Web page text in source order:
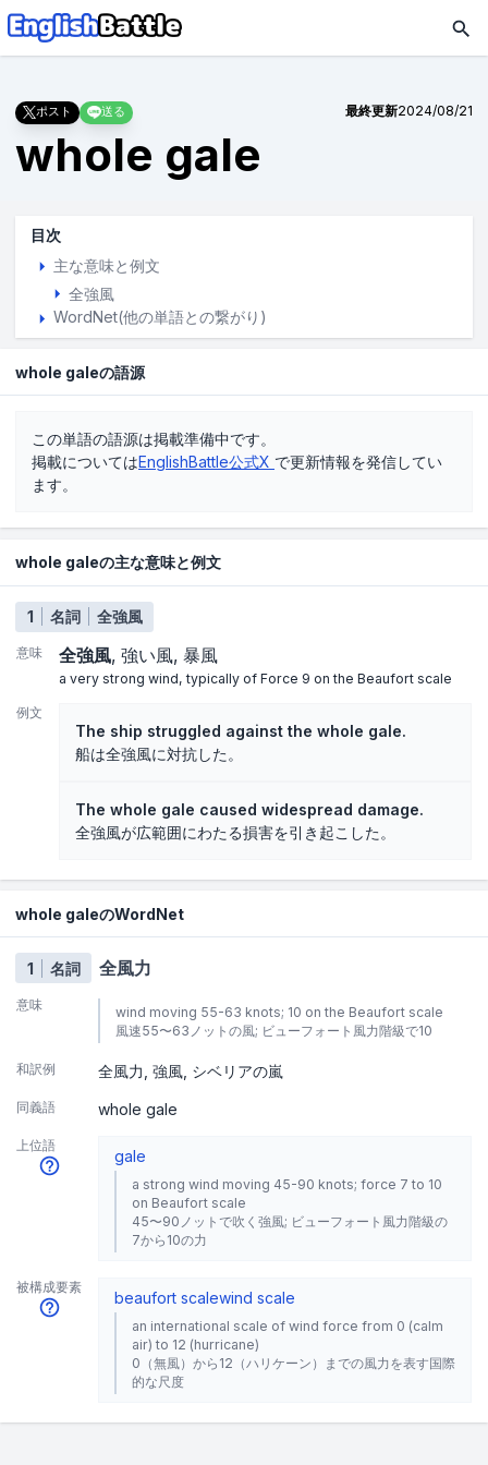
ポスト 送る 最終更新2024/08/21
whole gale
目次
主な意味と例文
全強風
WordNet(他の単語との繋がり)
whole galeの語源
この単語の語源は掲載準備中です。
掲載についてはEnglishBattle公式X で更新情報を発信してい
ます。
whole galeの主な意味と例文
1 名詞 全強風
意味 全強風 強い風 暴風
a very strong wind, typically of Force 9 on the Beaufort scale
例文
The ship struggled against the whole gale.
船は全強風に対抗した。
The whole gale caused widespread damage.
全強風が広範囲にわたる損害を引き起こした。
whole galeのWordNet
1 名詞 全風力
意味
wind moving 55-63 knots; 10 on the Beaufort scale
風速55〜63ノットの風; ビューフォート風力階級で10
和訳例 全風力 強風 シベリアの嵐
同義語 whole gale
上位語
gale
a strong wind moving 45-90 knots; force 7 to 10
on Beaufort scale
45〜90ノットで吹く強風; ビューフォート風力階級の
7から10の力
被構成要素
beaufort scalewind scale
an international scale of wind force from 0 (calm
air) to 12 (hurricane)
0（無風）から12（ハリケーン）までの風力を表す国際
的な尺度